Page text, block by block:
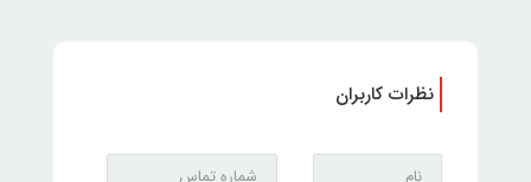
نظرات کاربران